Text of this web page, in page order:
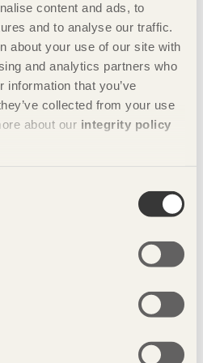
content and ads, to
and to analyse our traffic.
about your use of our site with
and analytics partners who
information that you’ve
collected from your use
about our integrity policy
har bränder i trähus
Träbyggindustrin arbetar
förbättring kring denna fråga.
arbetar med just nu är
för egendomsskyddet i
förhindra att bränder sprider sig i
väggar.